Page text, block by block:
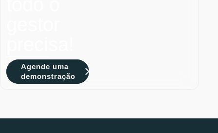
Agende uma
demonstração